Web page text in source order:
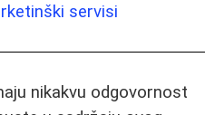
servisi
nikakvu odgovornost